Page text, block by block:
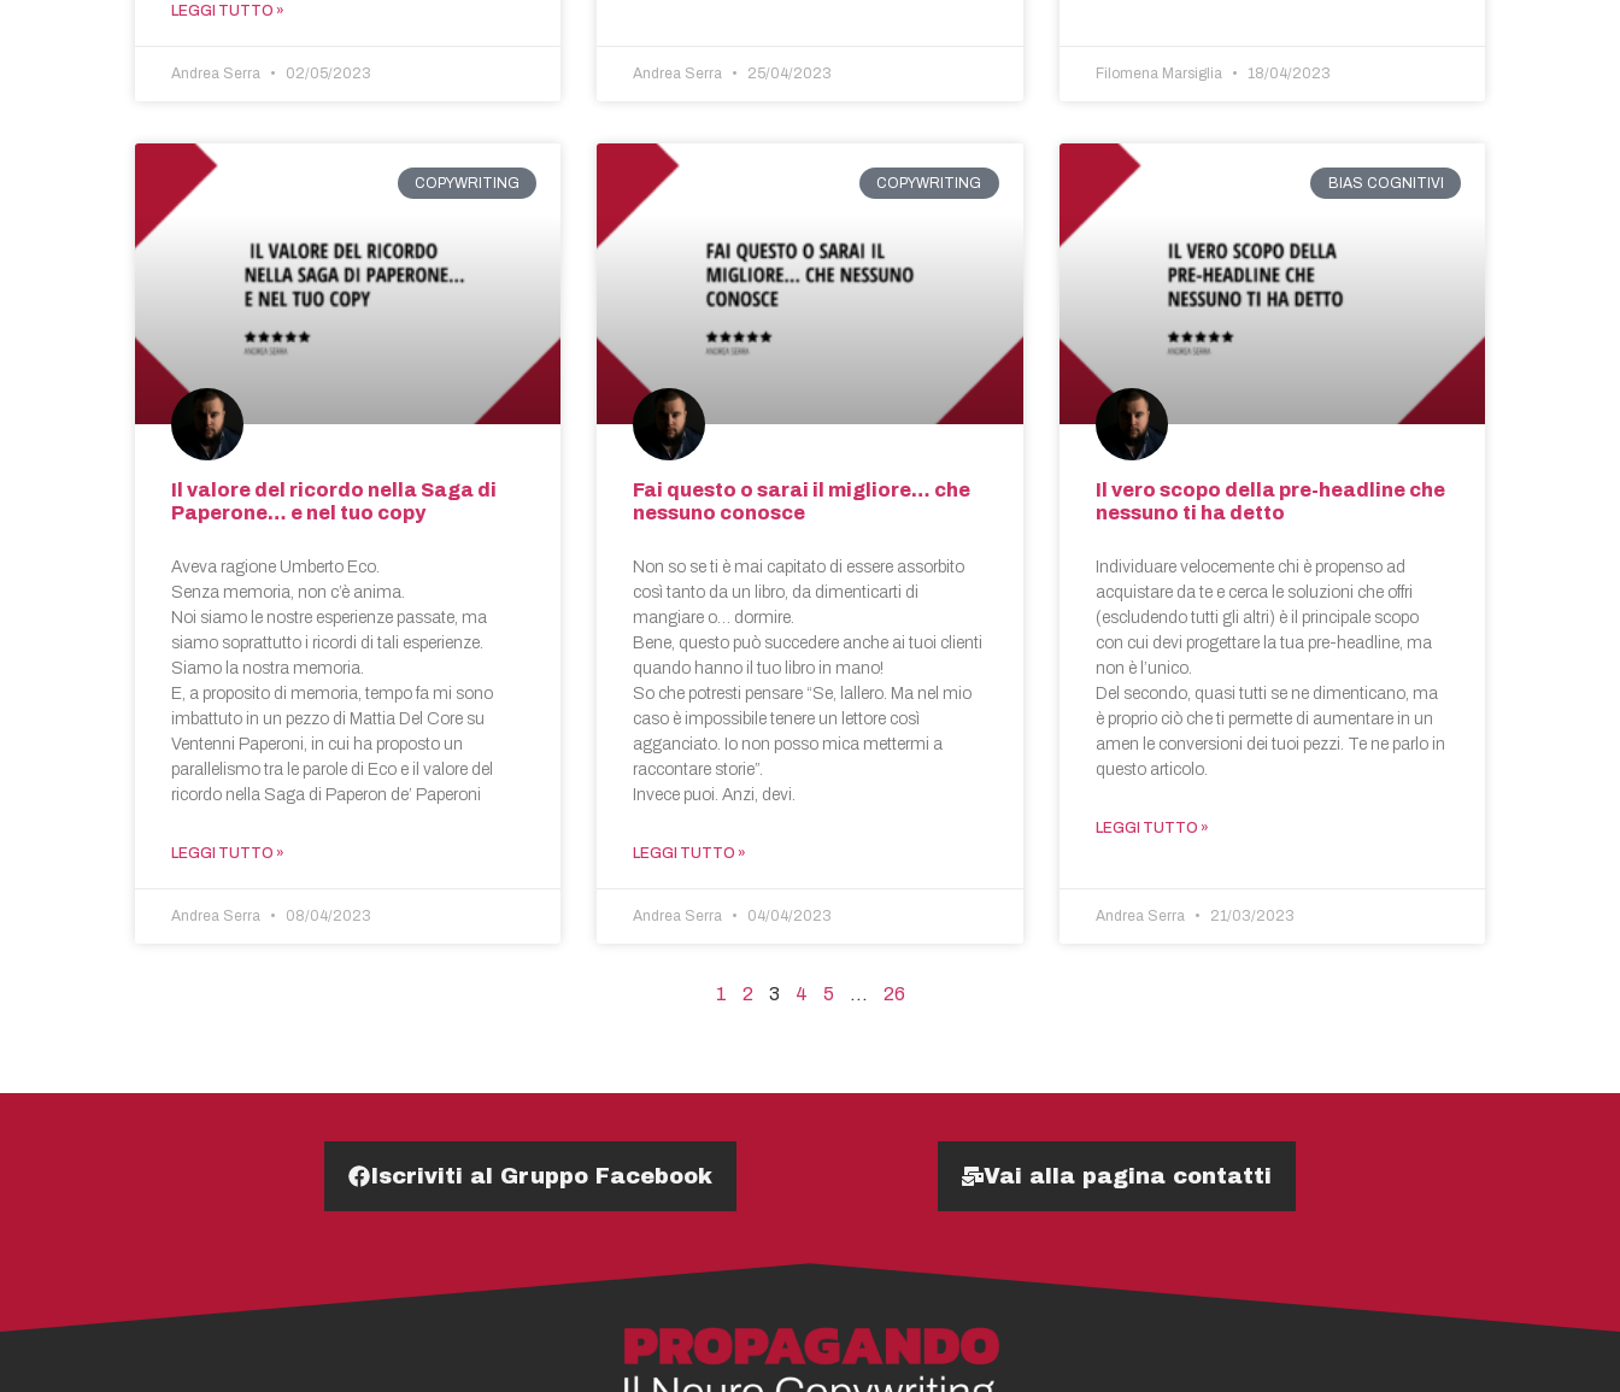
LEGGI TUTTO »
Andrea Serra 02/05/2023 Andrea Serra 25/04/2023 Filomena Marsiglia 18/04/2023
COPYWRITING
Il valore del ricordo nella Saga di
Paperone… e nel tuo copy
Aveva ragione Umberto Eco.
Senza memoria, non c’è anima.
Noi siamo le nostre esperienze passate, ma
siamo soprattutto i ricordi di tali esperienze.
Siamo la nostra memoria.
E, a proposito di memoria, tempo fa mi sono
imbattuto in un pezzo di Mattia Del Core su
Ventenni Paperoni, in cui ha proposto un
parallelismo tra le parole di Eco e il valore del
ricordo nella Saga di Paperon de’ Paperoni
LEGGI TUTTO »
Andrea Serra 08/04/2023
COPYWRITING
Fai questo o sarai il migliore… che
nessuno conosce
Non so se ti è mai capitato di essere assorbito
così tanto da un libro, da dimenticarti di
mangiare o… dormire.
Bene, questo può succedere anche ai tuoi clienti
quando hanno il tuo libro in mano!
So che potresti pensare “Se, lallero. Ma nel mio
caso è impossibile tenere un lettore così
agganciato. Io non posso mica mettermi a
raccontare storie”.
Invece puoi. Anzi, devi.
LEGGI TUTTO »
Andrea Serra 04/04/2023
BIAS COGNITIVI
Il vero scopo della pre-headline che
nessuno ti ha detto
Individuare velocemente chi è propenso ad
acquistare da te e cerca le soluzioni che offri
(escludendo tutti gli altri) è il principale scopo
con cui devi progettare la tua pre-headline, ma
non è l’unico.
Del secondo, quasi tutti se ne dimenticano, ma
è proprio ciò che ti permette di aumentare in un
amen le conversioni dei tuoi pezzi. Te ne parlo in
questo articolo.
LEGGI TUTTO »
Andrea Serra 21/03/2023
1 2 3 4 5 … 26
Iscriviti al Gruppo Facebook Vai alla pagina contatti